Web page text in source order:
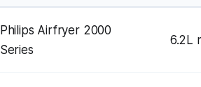
Philips Airfryer 2000
Series
6.2L